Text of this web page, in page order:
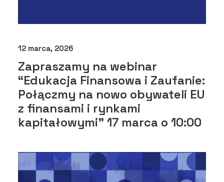
12 marca, 2026
Zapraszamy na webinar
“Edukacja Finansowa i Zaufanie:
Połączmy na nowo obywateli EU
z finansami i rynkami
kapitałowymi” 17 marca o 10:00